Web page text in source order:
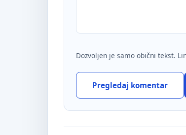
Dozvoljen je samo obični tekst.
Pregledaj komentar